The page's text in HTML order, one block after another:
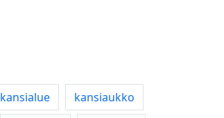
kansialue
kansiaukko